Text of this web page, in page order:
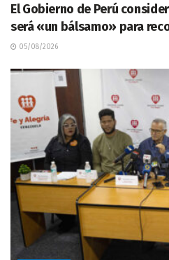
El Gobierno de Perú
será «un bálsamo» para
05/08/2026